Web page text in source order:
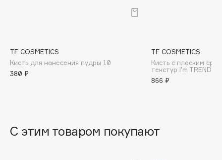
Balmain Hair Couture
Banderas
Beauty Pati
TF COSMETICS
Кисть для нанесения пудры 10
380 ₽
TF COSMETICS
Кисть с плоским
текстур I'm TREND
866 ₽
С этим товаром покупают